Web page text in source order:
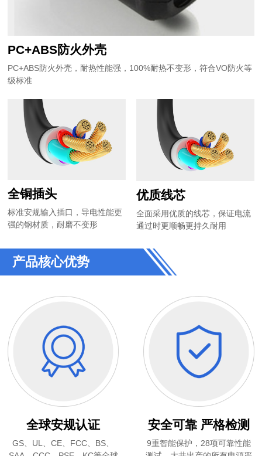
PC+ABS防火外壳
PC+ABS防火外壳，耐热性能强，100%耐热不变形，符合VO防火等
级标准
全铜插头
标准安规输入插口，导电性能更
强的钢材质，耐磨不变形
优质线芯
全面采用优质的线芯，保证电流
通过时更顺畅更持久耐用
产品核心优势
全球安规认证
GS、UL、CE、FCC、BS、
安全可靠 严格检测
9重智能保护，28项可靠性能